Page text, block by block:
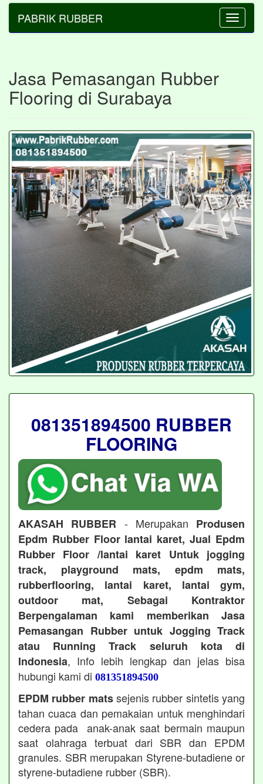
Toggle
PABRIK RUBBER
Jasa Pemasangan Rubber
Flooring di Surabaya
081351894500 RUBBER
FLOORING
AKASAH RUBBER - Merupakan Produsen
Epdm Rubber Floor lantai karet, Jual Epdm
Rubber Floor /lantai karet Untuk jogging
track, playground mats, epdm mats,
rubberflooring, lantai karet, lantai gym,
outdoor mat, Sebagai Kontraktor
Berpengalaman kami memberikan Jasa
Pemasangan Rubber untuk Jogging Track
atau Running Track seluruh kota di
Indonesia, Info lebih lengkap dan jelas bisa
hubungi kami di 081351894500
EPDM rubber matssejenis rubber sintetis yang
tahan cuaca dan pemakaian untuk menghindari
cedera pada anak-anak saat bermain maupun
saat olahraga terbuat dari SBR dan EPDM
granules. SBR merupakan Styrene-butadiene or
styrene-butadiene rubber (SBR).